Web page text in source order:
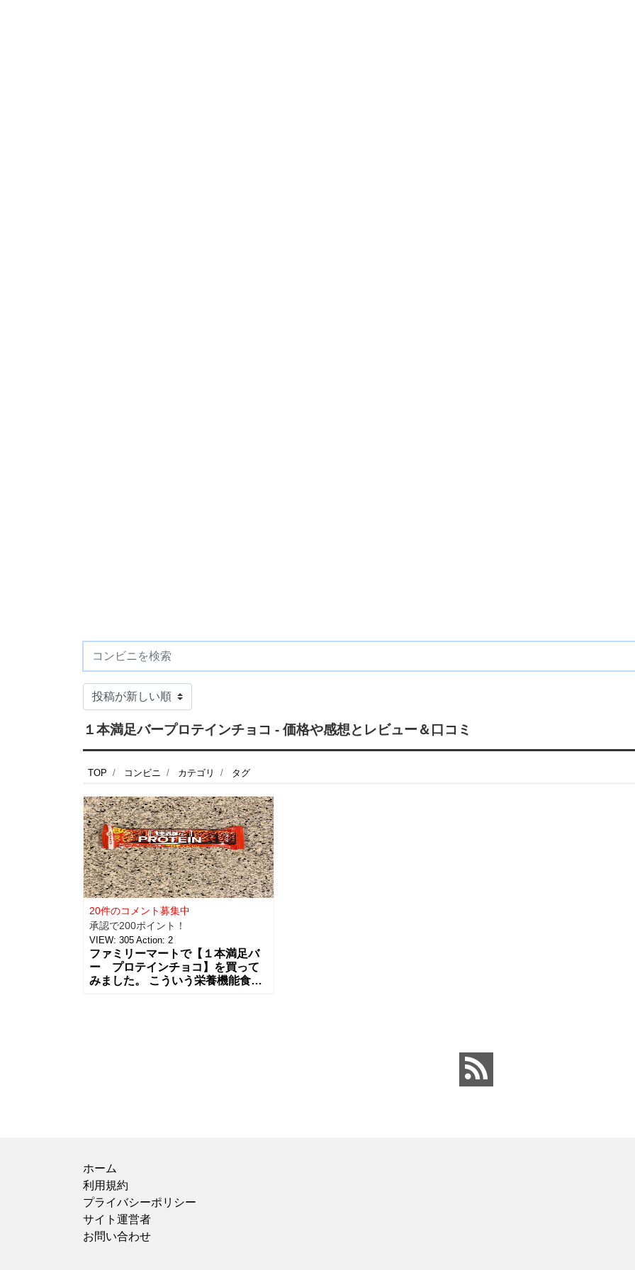
１本満足バープロテインチョコ - 価格や感想とレビュー＆口コミ
TOP コンビニ カテゴリ タグ
20件のコメント募集中
承認で200ポイント！
VIEW: 305 Action: 2
ファミリーマートで【１本満足バ
ー プロテインチョコ】を買って
みました。 こういう栄養機能食品
ホーム
利用規約
プライバシーポリシー
サイト運営者
お問い合わせ